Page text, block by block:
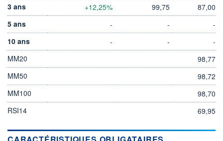
3 ans
+12,25% 99,75
87,00
5 ans
- -
-
10 ans
- -
-
MM20
98,77
MM50
98,72
MM100
98,70
RSI14
69,95